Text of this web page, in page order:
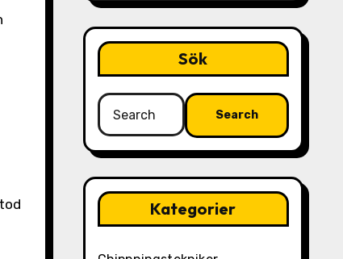
Sök
Search
for:
Kategorier